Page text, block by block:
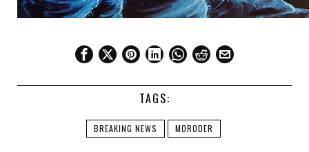
TAGS:
BREAKING NEWS MORODER